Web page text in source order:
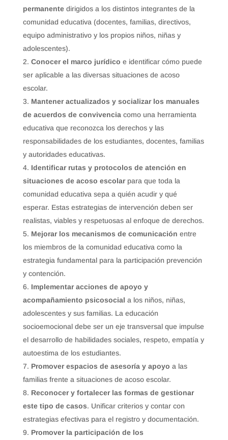
permanentedirigidos a los distintos integrantes de la
comunidad educativa (docentes, familias, directivos,
equipo administrativo y los propios niños, niñas y
adolescentes).
Conocer el marco jurídico e identificar cómo puede
ser aplicable a las diversas situaciones de acoso
escolar.
Mantener actualizados y socializar los manuales
de acuerdos de convivencia como una herramienta
educativa que reconozca los derechos y las
responsabilidades de los estudiantes, docentes, familias
y autoridades educativas.
Identificar rutas y protocolos de atención en
situaciones de acoso escolarpara que toda la
comunidad educativa sepa a quién acudir y qué
esperar. Estas estrategias de intervención deben ser
realistas, viables y respetuosas al enfoque de derechos.
Mejorar los mecanismos de comunicación entre
los miembros de la comunidad educativa como la
estrategia fundamental para la participación prevención
y contención.
Implementar acciones de apoyo y
acompañamiento psicosocial a los niños, niñas,
adolescentes y sus familias. La educación
socioemocional debe ser un eje transversal que impulse
el desarrollo de habilidades sociales, respeto, empatía y
autoestima de los estudiantes.
Promover espacios de asesoría y apoyo a las
familias frente a situaciones de acoso escolar.
Reconocer y fortalecer las formas de gestionar
este tipo de casos. Unificar criterios y contar con
estrategias efectivas para el registro y documentación.
Promover la participación de los